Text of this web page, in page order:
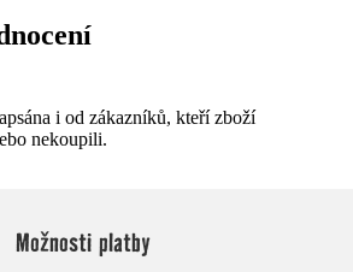
i od zákazníků, kteří zboží
nekoupili.
Možnosti platby